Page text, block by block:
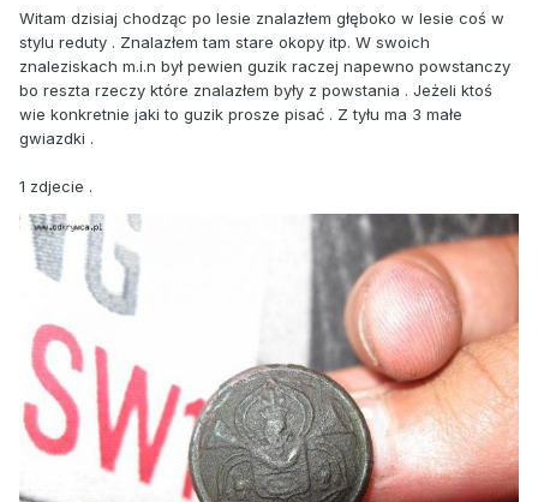
Witam dzisiaj chodząc po lesie znalazłem głęboko w lesie coś w
stylu reduty . Znalazłem tam stare okopy itp. W swoich
znaleziskach m.i.n był pewien guzik raczej napewno powstanczy
bo reszta rzeczy które znalazłem były z powstania . Jeżeli ktoś
wie konkretnie jaki to guzik prosze pisać . Z tyłu ma 3 małe
gwiazdki .
1 zdjecie .